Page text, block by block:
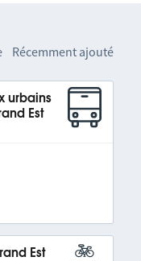
Récemment ajouté
urbains
Est
Est